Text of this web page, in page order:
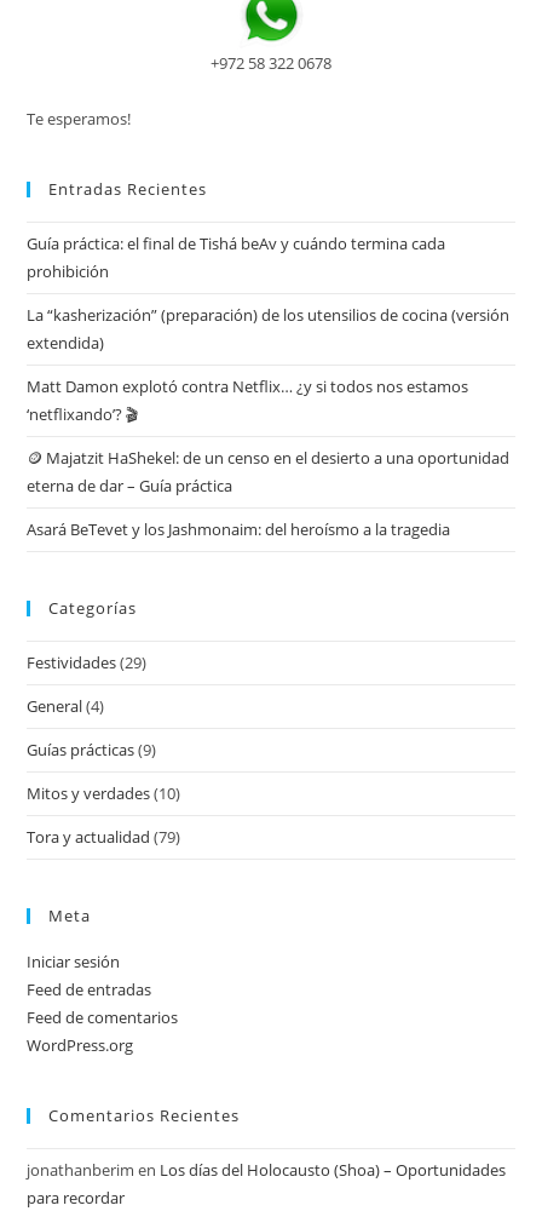
+972 58 322 0678
Te esperamos!
Entradas Recientes
Guía práctica: el final de Tishá beAv y cuándo termina cada
prohibición
La “kasherización” (preparación) de los utensilios de cocina (versión
extendida)
Matt Damon explotó contra Netflix… ¿y si todos nos estamos
‘netflixando’? 🎬
🪙 Majatzit HaShekel: de un censo en el desierto a una oportunidad
eterna de dar – Guía práctica
Asará BeTevet y los Jashmonaim: del heroísmo a la tragedia
Categorías
Festividades(29)
General(4)
Guías prácticas(9)
Mitos y verdades(10)
Tora y actualidad (79)
Meta
Iniciar sesión
Feed de entradas
Feed de comentarios
WordPress.org
Comentarios Recientes
jonathanberim en Los días del Holocausto (Shoa) – Oportunidades
para recordar